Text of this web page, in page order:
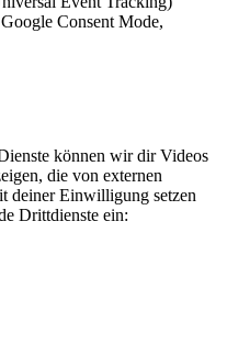
Consent Mode,
können wir dir Videos
die von externen
deiner Einwilligung setzen
Drittdienste ein: